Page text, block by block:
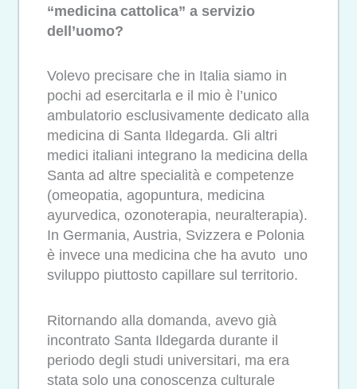
“medicina cattolica” a servizio
dell’uomo?
Volevo precisare che in Italia siamo in
pochi ad esercitarla e il mio è l’unico
ambulatorio esclusivamente dedicato alla
medicina di Santa Ildegarda. Gli altri
medici italiani integrano la medicina della
Santa ad altre specialità e competenze
(omeopatia, agopuntura, medicina
ayurvedica, ozonoterapia, neuralterapia).
In Germania, Austria, Svizzera e Polonia
è invece una medicina che ha avuto uno
sviluppo piuttosto capillare sul territorio.
Ritornando alla domanda, avevo già
incontrato Santa Ildegarda durante il
periodo degli studi universitari, ma era
stata solo una conoscenza culturale